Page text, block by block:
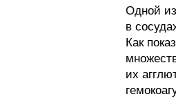
Одной
в
Как
их